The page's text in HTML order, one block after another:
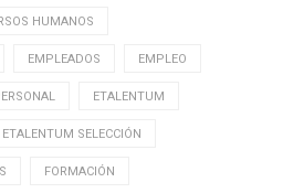
HUMANOS
EMPLEADOS EMPLEO
ETALENTUM
ETALENTUM SELECCIÓN
FORMACIÓN